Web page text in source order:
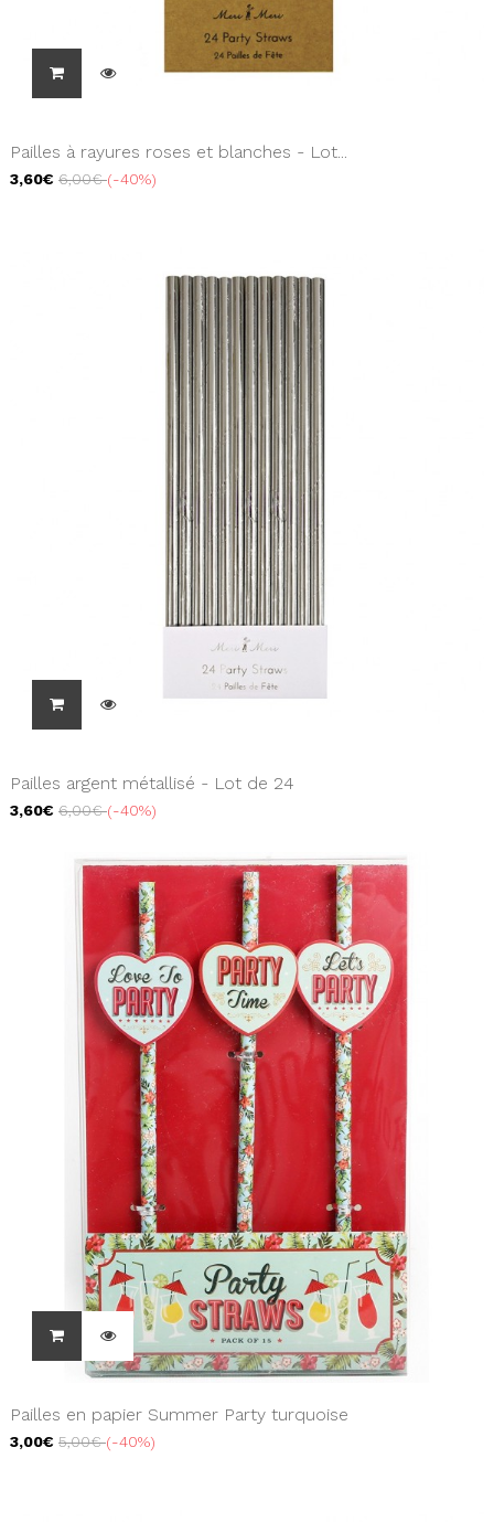
Pailles à rayures roses et blanches - Lot...
3,60€ 6,00€ -40%
Pailles argent métallisé - Lot de 24
3,60€ 6,00€ -40%
Pailles en papier Summer Party turquoise
3,00€ 5,00€ -40%